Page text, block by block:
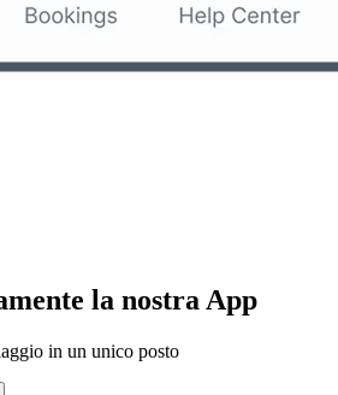
la nostra App
in un unico posto